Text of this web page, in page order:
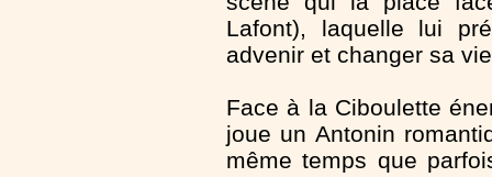
Lafont), laquelle lui
advenir et changer sa
Face à la Ciboulette
joue un Antonin
même temps que